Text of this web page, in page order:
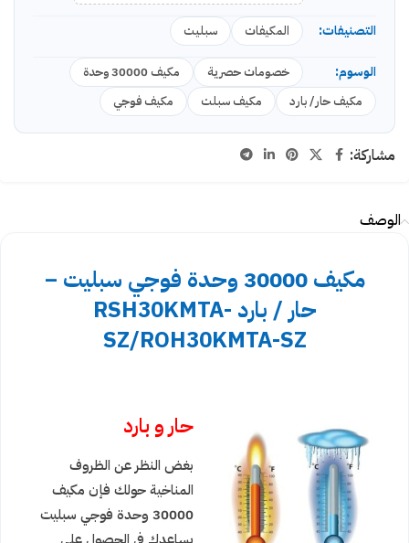
التصنيفات: المكيفات سبليت
الوسوم: خصومات حصرية
مكيف 30000 وحدة
مكيف حار/ بارد
مكيف سبلت مكيف فوجي
مشاركة:
الوصف
مكيف 30000 وحدة فوجي سبليت –
حار / بارد RSH30KMTA-
SZ/ROH30KMTA-SZ
حار و بارد
بغض النظر عن الظروف
المناخية حولك فإن مكيف
30000 وحدة فوجي سبليت